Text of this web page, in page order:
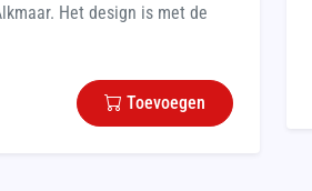
Het design is met de
Toevoegen